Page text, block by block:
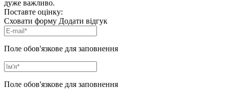
дуже важливо.
Поставте оцінку:
Сховати форму Додати відгук
Поле обов'язкове для заповнення
Поле обов'язкове для заповнення